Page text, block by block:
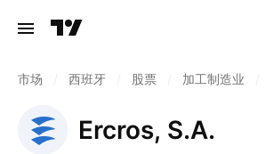
市场 西班牙 股票 加工制造业
Ercros, S.A.